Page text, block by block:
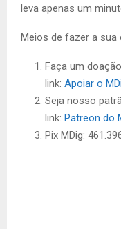
leva apenas um
Meios de fazer a sua
Faça um
link: Apoiar o
Seja nosso
link: Patreon do
Pix MDig: